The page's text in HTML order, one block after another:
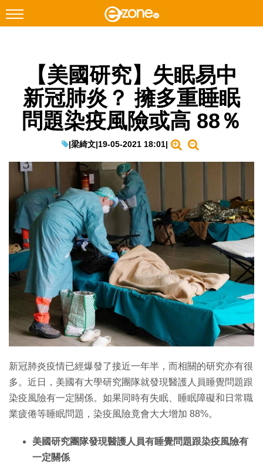
Facebook Instagram
科技焦點
網絡生活
教學評測
EduTech
IT Times
生成式AI與雲端應用
Enterprise Digital Transformation
特集
【美國研究】失眠易中
新冠肺炎？ 擁多重睡眠
問題染疫風險或高 88％
|梁綺文|19-05-2021 18:01|
新冠肺炎疫情已經爆發了接近一年半，而相關的研究亦有很
多。近日，美國有大學研究團隊就發現醫護人員睡覺問題跟
染疫風險有一定關係。如果同時有失眠、睡眠障礙和日常職
業疲倦等睡眠問題，染疫風險竟會大大增加 88%。
美國研究團隊發現醫護人員有睡覺問題跟染疫風險有
一定關係